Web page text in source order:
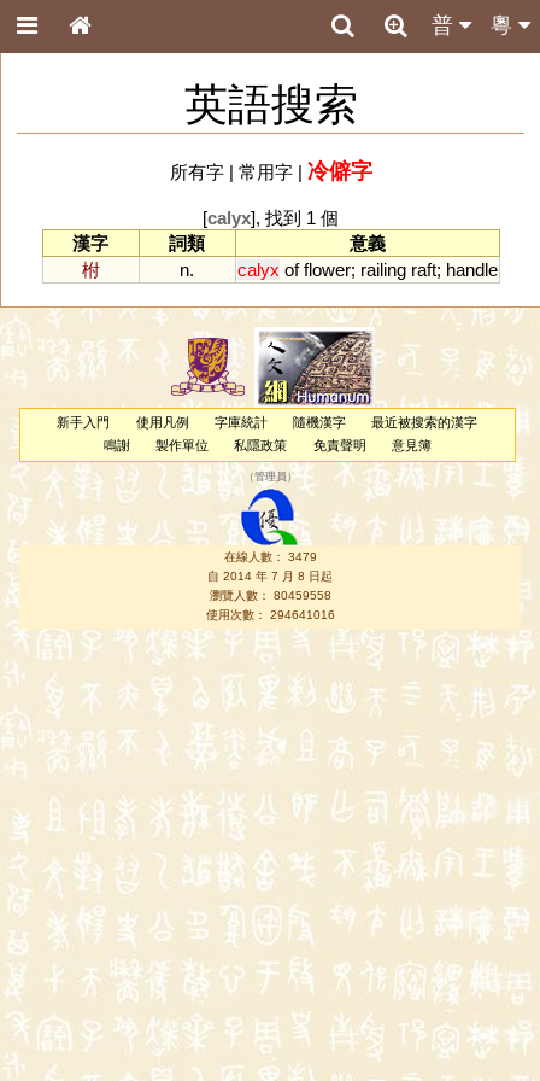
粵
普
英語搜索
所有字| 常用字| 冷僻字
[calyx], 找到 1 個
漢字
詞類
意義
柎
n. calyx of flower; railing raft; handle
新手入門 使用凡例 字庫統計 隨機漢字
最近被搜索的漢字
鳴謝
製作單位 私隱政策 免責聲明 意見簿
（管理員 ）
在線人數： 3479
自 2014 年 7 月 8 日起
瀏覽人數： 80459558
使用次數： 294641016